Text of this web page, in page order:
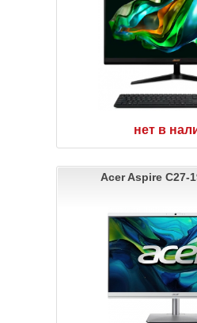
нет в
Acer Aspire C27-